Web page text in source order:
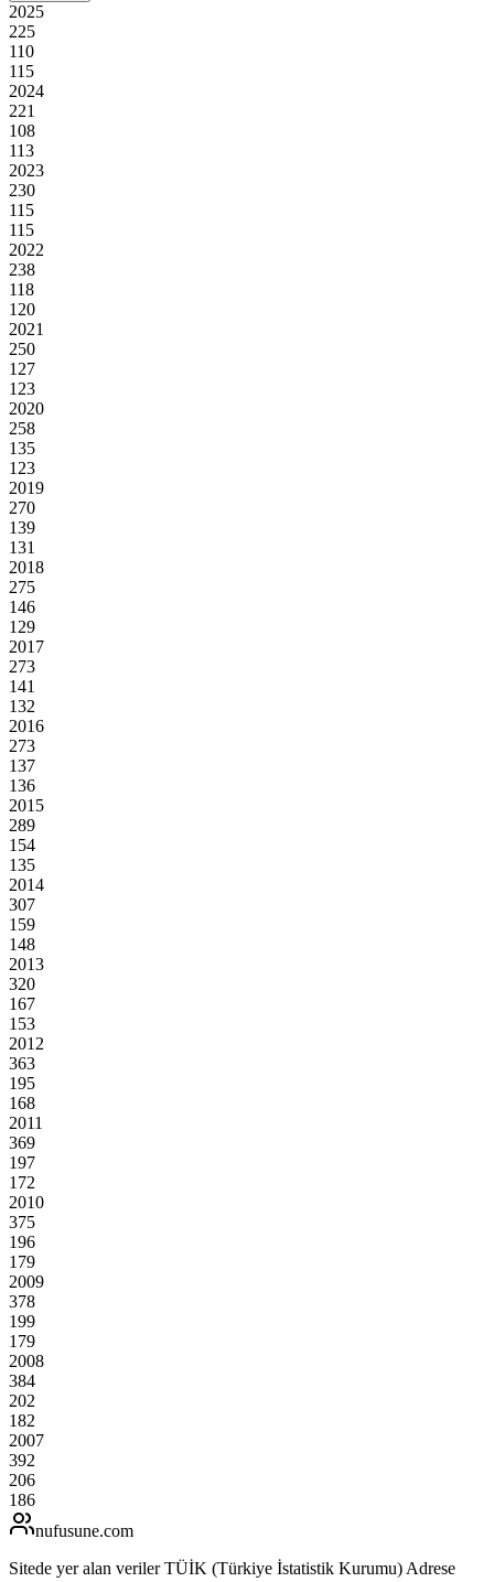
2025
225
110
115
2024
221
108
113
2023
230
115
115
2022
238
118
120
2021
250
127
123
2020
258
135
123
2019
270
139
131
2018
275
146
129
2017
273
141
132
2016
273
137
136
2015
289
154
135
2014
307
159
148
2013
320
167
153
2012
363
195
168
2011
369
197
172
2010
375
196
179
2009
378
199
179
2008
384
202
182
2007
392
206
186
nufusune.com
Sitede yer alan veriler TÜİK (Türkiye İstatistik Kurumu) Adrese